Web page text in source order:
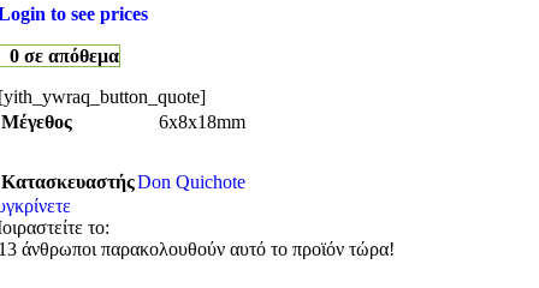
to see prices
0 σε απόθεμα
Μέγεθος
6x8x18mm
ΚατασκευαστήςDon Quichote
το:
άνθρωποι παρακολουθούν αυτό το προϊόν τώρα!